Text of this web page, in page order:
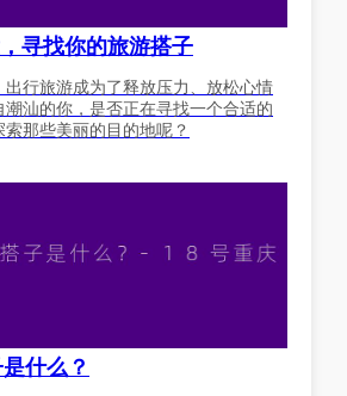
寻找你的旅游搭子
出行旅游成为了释放压力、放松心情
潮汕的你，是否正在寻找一个合适的
那些美丽的目的地呢？
什么？